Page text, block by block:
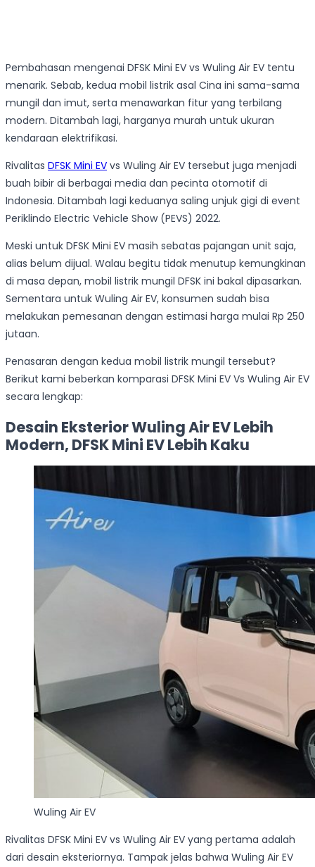
Pembahasan mengenai DFSK Mini EV vs Wuling Air EV tentu
menarik. Sebab, kedua mobil listrik asal Cina ini sama-sama
mungil dan imut, serta menawarkan fitur yang terbilang
modern. Ditambah lagi, harganya murah untuk ukuran
kendaraan elektrifikasi.
Rivalitas DFSK Mini EV vs Wuling Air EV tersebut juga menjadi
buah bibir di berbagai media dan pecinta otomotif di
Indonesia. Ditambah lagi keduanya saling unjuk gigi di event
Periklindo Electric Vehicle Show (PEVS) 2022.
Meski untuk DFSK Mini EV masih sebatas pajangan unit saja,
alias belum dijual. Walau begitu tidak menutup kemungkinan
di masa depan, mobil listrik mungil DFSK ini bakal dipasarkan.
Sementara untuk Wuling Air EV, konsumen sudah bisa
melakukan pemesanan dengan estimasi harga mulai Rp 250
jutaan.
Penasaran dengan kedua mobil listrik mungil tersebut?
Berikut kami beberkan komparasi DFSK Mini EV Vs Wuling Air EV
secara lengkap:
Desain Eksterior Wuling Air EV Lebih
Modern, DFSK Mini EV Lebih Kaku
Wuling Air EV
Rivalitas DFSK Mini EV vs Wuling Air EV yang pertama adalah
dari desain eksteriornya. Tampak jelas bahwa Wuling Air EV